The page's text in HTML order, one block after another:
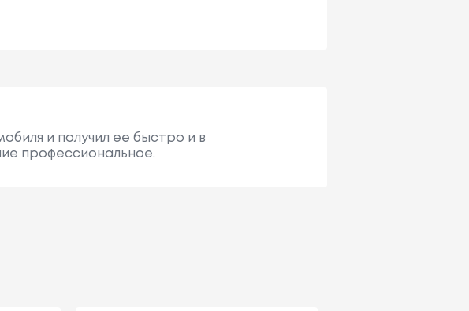
и получил ее быстро и в
профессиональное.